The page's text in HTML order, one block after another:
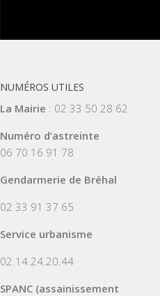
NUMÉROS UTILES
La Mairie : 02 33 50 28 62
Numéro d’astreinte
06 70 16 91 78
Gendarmerie de Bréhal
02 33 91 37 65
Service urbanisme
02.14.24.20.44
SPANC (assainissement